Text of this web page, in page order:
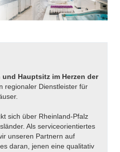
und Hauptsitz im Herzen der
regionaler Dienstleister für
sich über Rheinland-Pfalz
Als serviceorientiertes
unseren Partnern auf
daran, jenen eine qualitativ